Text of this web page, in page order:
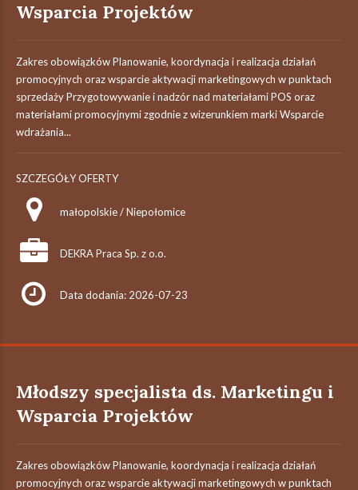
Wsparcia Projektów
Zakres obowiązków Planowanie, koordynacja i realizacja działań
promocyjnych oraz wsparcie aktywacji marketingowych w punktach
sprzedaży Przygotowywanie i nadzór nad materiałami POS oraz
materiałami promocyjnymi zgodnie z wizerunkiem marki Wsparcie
wdrażania...
SZCZEGÓŁY OFERTY
małopolskie / Niepołomice
DEKRA Praca Sp. z o.o.
Data dodania: 2026-07-23
Młodszy specjalista ds. Marketingu i
Wsparcia Projektów
Zakres obowiązków Planowanie, koordynacja i realizacja działań
promocyjnych oraz wsparcie aktywacji marketingowych w punktach